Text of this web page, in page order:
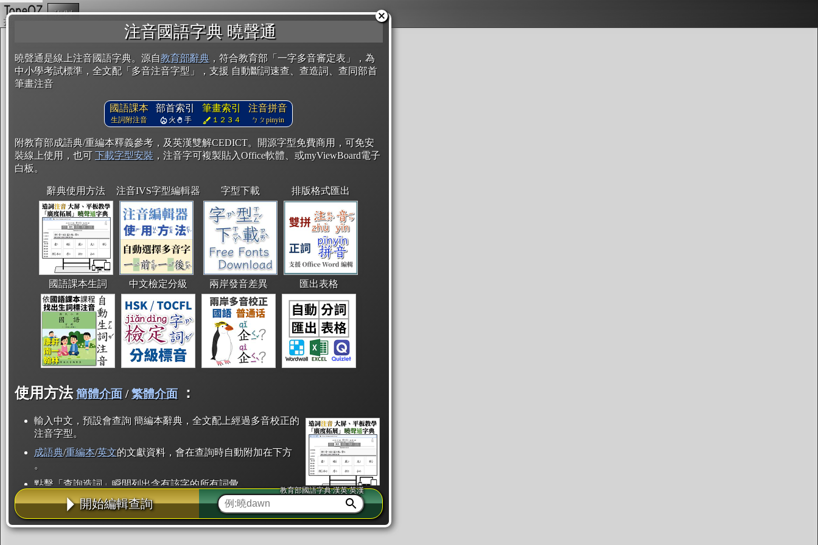
注音國語字典 曉聲通
曉聲通是線上注音國語字典。源自教育部辭典 ，符合教育部「一字多音審定表」，為
中小學考試標準，全文配「多音注音字型」，支援 自動斷詞速查、查造詞、查同部首
筆畫注音
國語課本
生詞附注音
部首索引
火 手
筆畫索引
１２３４
注音拼音
ㄅㄆpinyin
附教育部成語典/重編本釋義參考，及英漢雙解CEDICT。開源字型免費商用，可免安
裝線上使用，也可 下載字型安裝 ，注音字可複製貼入Office軟體、或myViewBoard電子
白板。
辭典使用方法 注音IVS字型編輯器 字型下載 排版格式匯出
國語課本生詞 中文檢定分級 兩岸發音差異 匯出表格
使用方法 簡體介面/繁體介面 ：
輸入中文，預設會查詢 簡編本辭典，全文配上經過多音校正的
注音字型。
成語典/重編本/英文的文獻資料，會在查詢時自動附加在下方
。
點擊「查詢造詞」瞬間列出含有該字的所有詞彙。
點「部首」瞬間列出所有「同部首字」。也支援查詢「同注音」或「同筆畫」。
辭典解釋的全文都經過自動斷詞，點擊便可瞬間「連續查詢」此字詞的解釋，不
用手動重複輸入。
開始編輯查詢
教育部國語字典·漢英·英漢
複製